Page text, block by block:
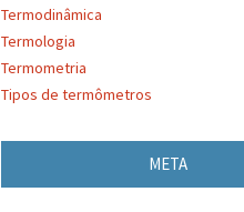
Termodinâmica
Termologia
Termometria
Tipos de termômetros
META